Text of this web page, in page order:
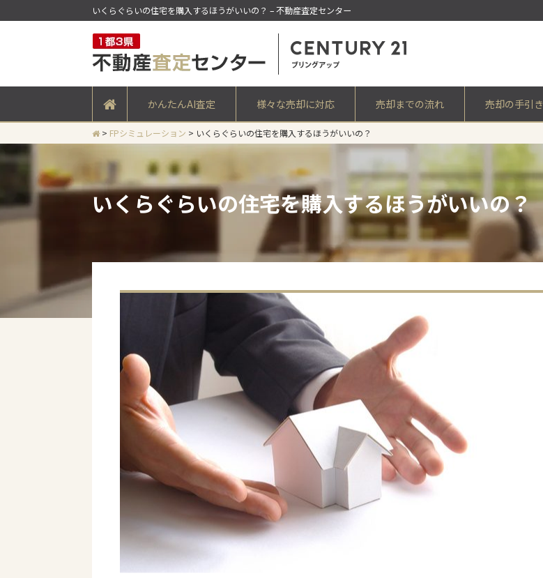
いくらぐらいの住宅を購入するほうがいいの？ – 不動産査定センター
かんたんAI査定 様々な売却に対応 売却までの流れ 売却の手引き
> FPシミュレーション > いくらぐらいの住宅を購入するほうがいいの？
いくらぐらいの住宅を購入するほうがいいの？